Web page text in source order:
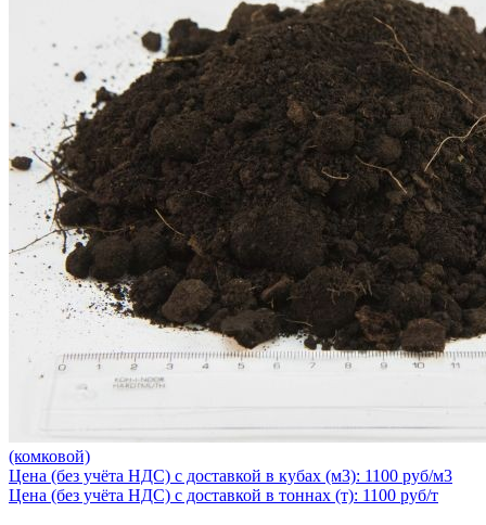
(комковой)
Цена (без учёта НДС) с доставкой в кубах (м3): 1100 руб/м3
Цена (без учёта НДС) с доставкой в тоннах (т): 1100 руб/т